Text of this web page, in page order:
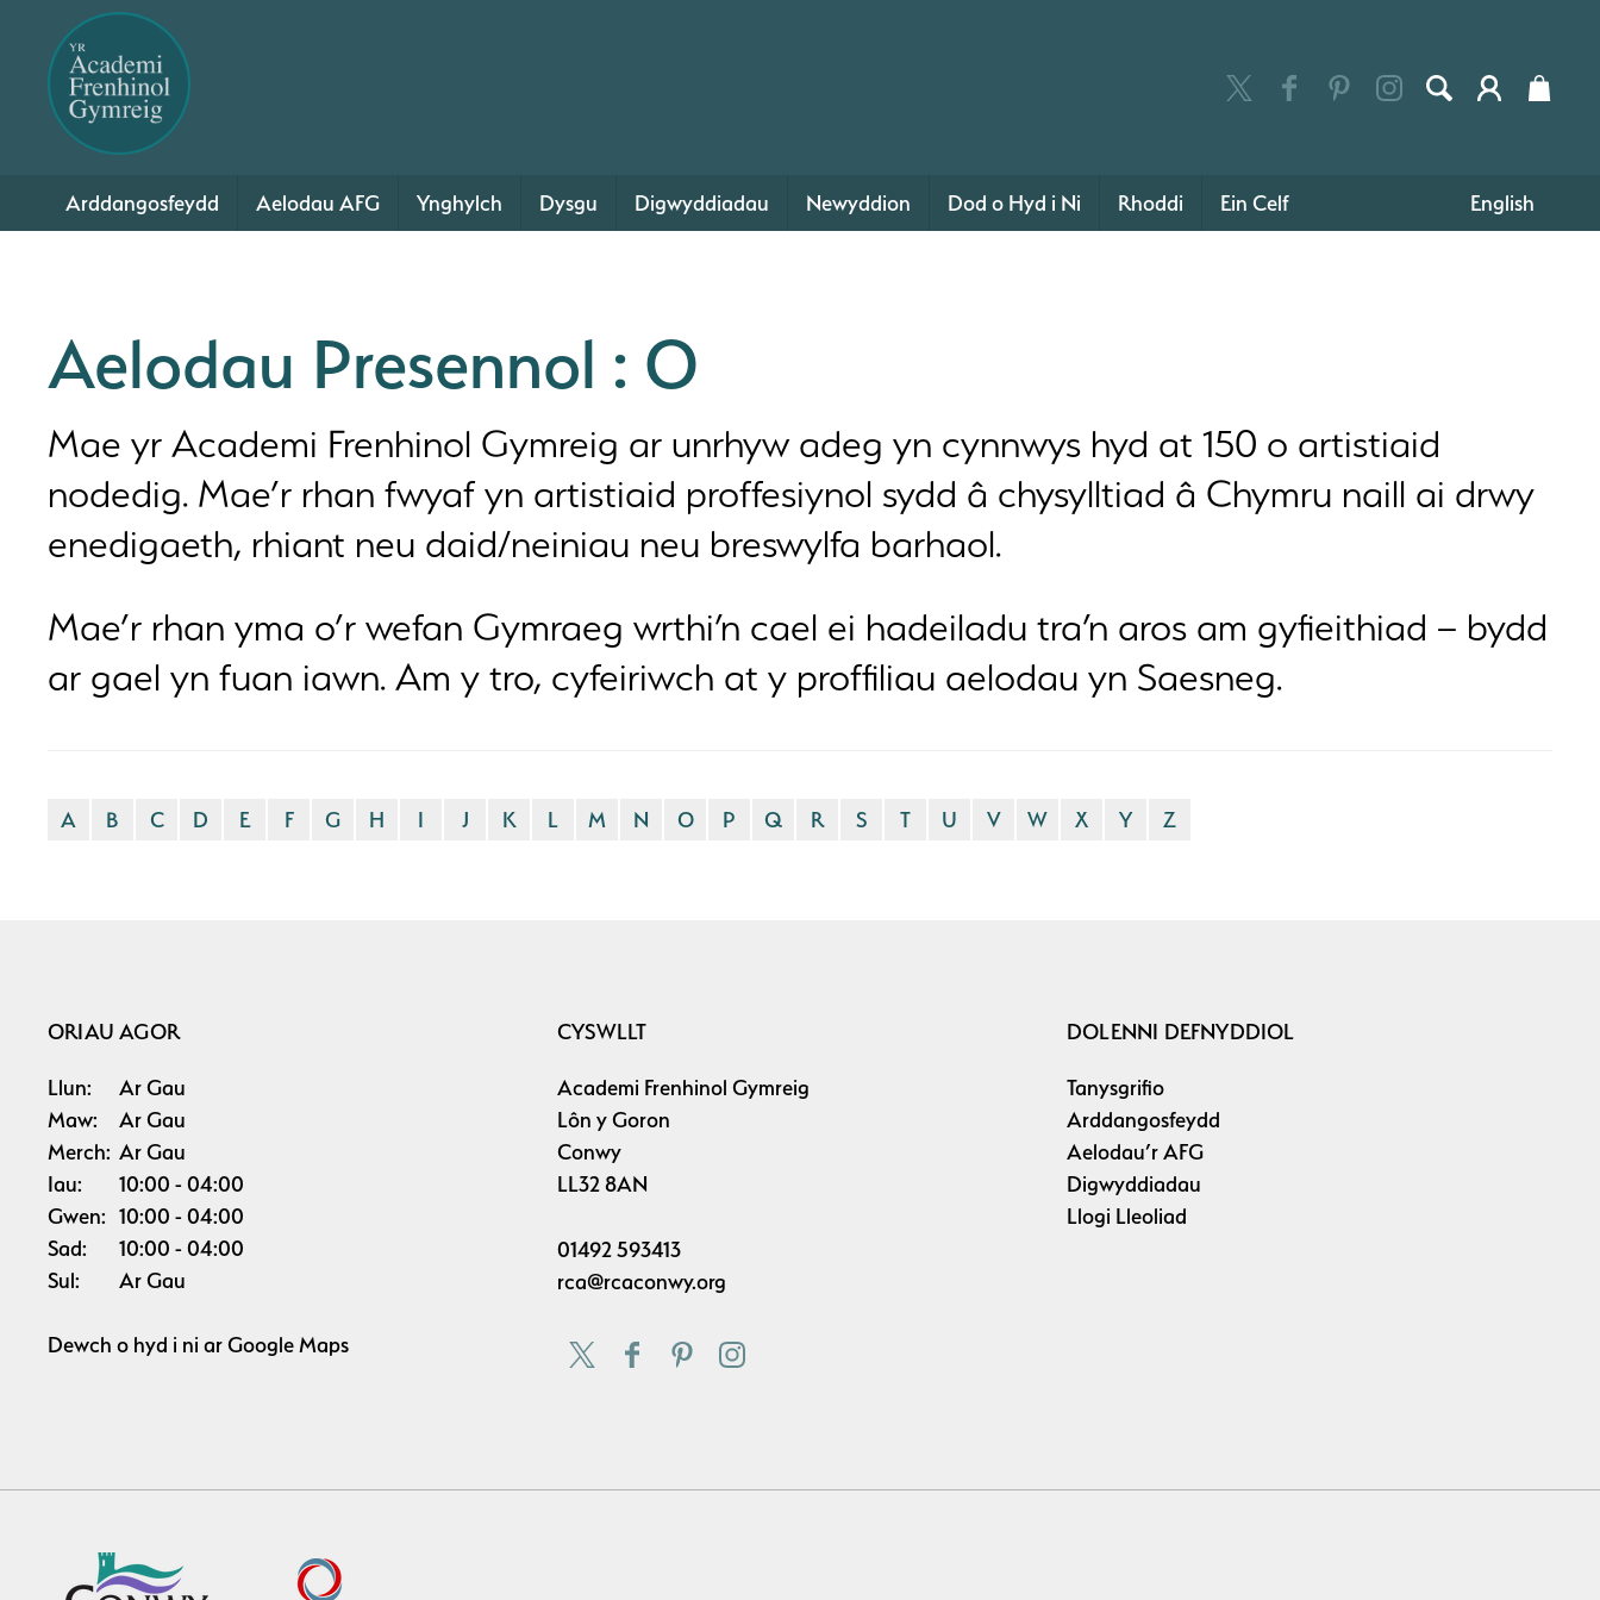
Arddangosfeydd Aelodau AFG Ynghylch Dysgu Digwyddiadau Newyddion Dod o Hyd i Ni Rhoddi Ein Celf English
Aelodau Presennol : O
Mae yr Academi Frenhinol Gymreig ar unrhyw adeg yn cynnwys hyd at 150 o artistiaid
nodedig. Mae’r rhan fwyaf yn artistiaid proffesiynol sydd â chysylltiad â Chymru naill ai drwy
enedigaeth, rhiant neu daid/neiniau neu breswylfa barhaol.
Mae’r rhan yma o’r wefan Gymraeg wrthi’n cael ei hadeiladu tra’n aros am gyfieithiad – bydd
ar gael yn fuan iawn. Am y tro, cyfeiriwch at y proffiliau aelodau yn Saesneg.
A B C D E F G H I J K L M N O P Q R S T U V W X Y Z
ORIAU AGOR
Llun:
Ar Gau
Maw:
Ar Gau
Merch: Ar Gau
Iau:
10:00
04:00
Gwen: 10:00
04:00
Sad:
10:00
04:00
Sul:
Ar Gau
Dewch o hyd i ni arGoogle Maps
CYSWLLT
Academi Frenhinol Gymreig
Lôn y Goron
Conwy
LL32 8AN
01492 593413
rca@rcaconwy.org
DOLENNI DEFNYDDIOL
Tanysgrifio
Arddangosfeydd
Aelodau’r AFG
Digwyddiadau
Llogi Lleoliad